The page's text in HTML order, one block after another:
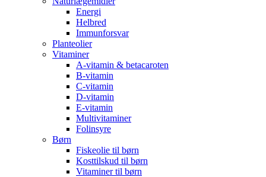
Energi
Helbred
Immunforsvar
Planteolier
Vitaminer
A-vitamin & betacaroten
B-vitamin
C-vitamin
D-vitamin
E-vitamin
Multivitaminer
Folinsyre
Børn
Fiskeolie til børn
Kosttilskud til børn
Vitaminer til børn